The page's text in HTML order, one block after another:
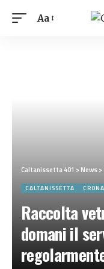
Aa
Caltanissetta 401 >News>
CALTANISSETTA
Raccolta
domani il